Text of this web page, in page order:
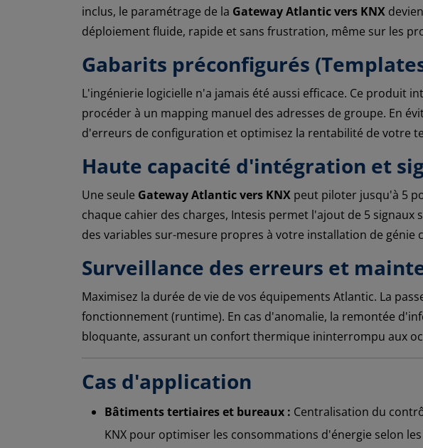
inclus, le paramétrage de la Gateway Atlantic vers KNX
déploiement fluide, rapide et sans frustration, même sur les
Gabarits préconfigurés
L'ingénierie logicielle n'a jamais été aussi efficace. Ce produit
procéder à un mapping manuel des adresses de groupe. En
d'erreurs de configuration et optimisez la rentabilité de votre
Haute capacité d'intégration et
Une seule Gateway Atlantic vers KNX peut piloter jusqu'à 5
chaque cahier des charges, Intesis permet l'ajout de 5
des variables sur-mesure propres à votre installation de génie
Surveillance des erreurs et
Maximisez la durée de vie de vos équipements Atlantic. La
fonctionnement (runtime). En cas d'anomalie, la remontée
bloquante, assurant un confort thermique ininterrompu aux
Cas d'application
Bâtiments tertiaires et bureaux : Centralisation du
KNX pour optimiser les consommations d'énergie selon